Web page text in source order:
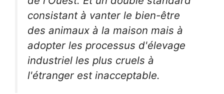
consistant à vanter le bien-être
des animaux à la maison mais à
adopter les processus d'élevage
industriel les plus cruels à
l'étranger est inacceptable.